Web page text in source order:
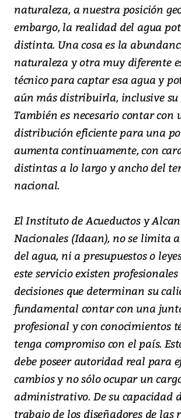
naturaleza, a nuestra posición
embargo, la realidad del agua
distinta. Una cosa es la
naturaleza y otra muy diferente
técnico para captar esa agua y
aún más distribuirla, inclusive su
También es necesario contar con
distribución eficiente para una
aumenta continuamente, con
distintas a lo largo y ancho del
nacional.
El Instituto de Acueductos y
Nacionales (Idaan), no se limita
del agua, ni a presupuestos o
este servicio existen
decisiones que determinan su
fundamental contar con una
profesional y con conocimientos
tenga compromiso con el país.
debe poseer autoridad real para
cambios y no sólo ocupar un
administrativo. De su capacidad
trabajo de los diseñadores de las